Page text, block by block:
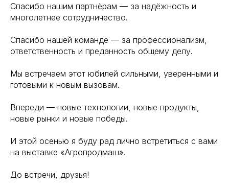
Спасибо нашим партнёрам — за надёжность и
многолетнее сотрудничество.
Спасибо нашей команде — за профессионализм,
ответственность и преданность общему делу.
Мы встречаем этот юбилей сильными, уверенными и
готовыми к новым вызовам.
Впереди — новые технологии, новые продукты,
новые рынки и новые победы.
И этой осенью я буду рад лично встретиться с вами
на выставке «Агропродмаш».
До встречи, друзья!